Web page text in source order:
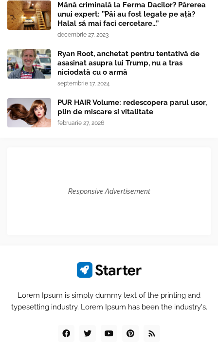
Mână criminală la Ferma Dacilor? Părerea
unui expert: ”Păi au fost legate pe ață?
Halal să mai faci cercetare...”
decembrie 27, 2023
Ryan Root, anchetat pentru tentativă de
asasinat asupra lui Trump, nu a tras
niciodată cu o armă
septembrie 17, 2024
PUR HAIR Volume: redescopera parul usor,
plin de miscare si vitalitate
februarie 27, 2026
Responsive Advertisement
Lorem Ipsum is simply dummy text of the printing and
typesetting industry. Lorem Ipsum has been the industry's.